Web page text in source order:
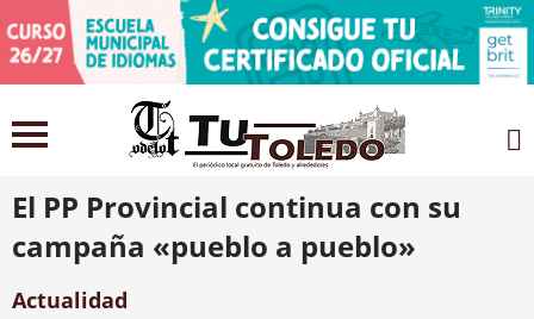
10 abril 2021
El PP Provincial continua con su
campaña «pueblo a pueblo»
Actualidad